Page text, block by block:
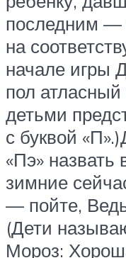
последним —
на
начале игры
пол
детьми
с буквой
«Пэ» назвать
зимние
— пойте,
(Дети
Мороз: